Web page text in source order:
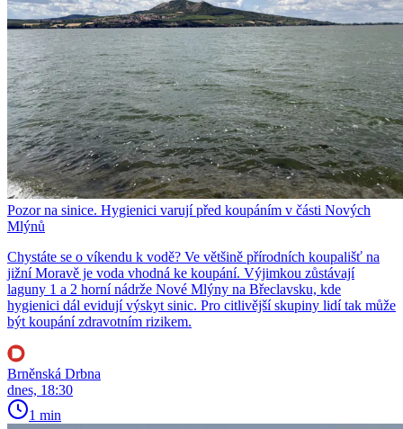
Pozor na sinice. Hygienici varují před koupáním v části Nových
Mlýnů
Chystáte se o víkendu k vodě? Ve většině přírodních koupališť na
jižní Moravě je voda vhodná ke koupání. Výjimkou zůstávají
laguny 1 a 2 horní nádrže Nové Mlýny na Břeclavsku, kde
hygienici dál evidují výskyt sinic. Pro citlivější skupiny lidí tak může
být koupání zdravotním rizikem.
Brněnská Drbna
dnes, 18:30
1 min